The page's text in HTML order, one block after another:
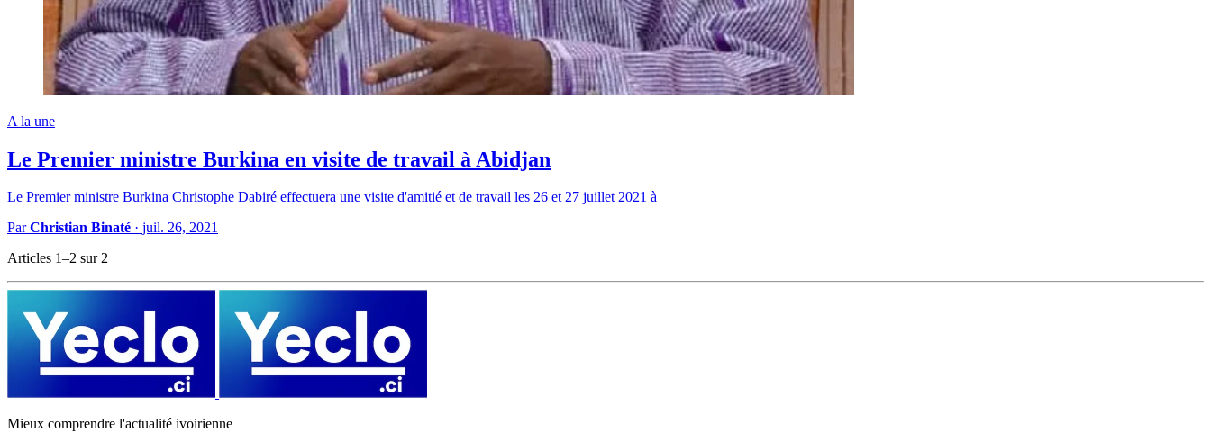
A la une
Le Premier ministre Burkina en visite de travail à Abidjan
Le Premier ministre Burkina Christophe Dabiré effectuera une visite d'amitié et de travail les 26 et 27 juillet 2021 à
ParChristian Binaté · juil. 26, 2021
Articles 1–2 sur 2
Mieux comprendre l'actualité ivoirienne